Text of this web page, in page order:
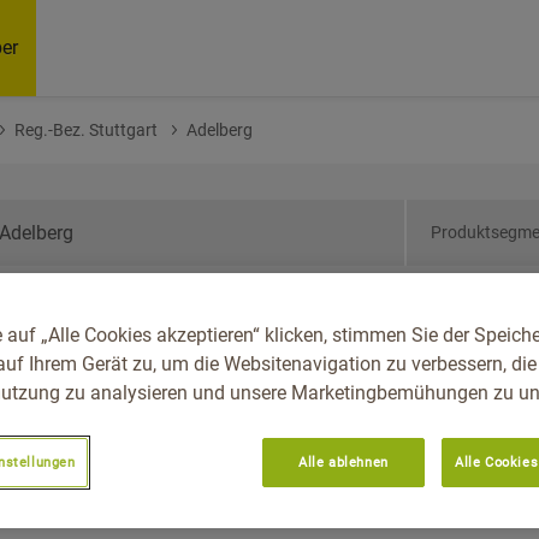
Reg.-Bez. Stuttgart Adelberg
Württemberg, Reg.-
auf „Alle Cookies akzeptieren“ klicken, stimmen Sie der
Ihrem Gerät zu, um die Websitenavigation zu verbessern, die
zu analysieren und unsere Marketingbemühungen zu
Alle ablehnen Alle